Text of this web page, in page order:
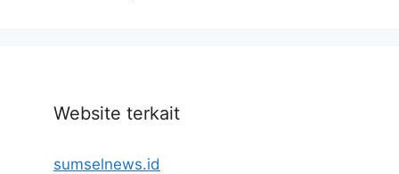
Website terkait
sumselnews.id